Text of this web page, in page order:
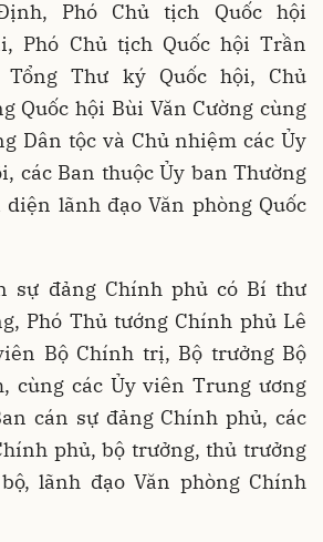
Phó Chủ tịch Quốc hội
Phó Chủ tịch Quốc hội Trần
Tổng Thư ký Quốc hội, Chủ
Quốc hội Bùi Văn Cường cùng
Dân tộc và Chủ nhiệm các Ủy
các Ban thuộc Ủy ban Thường
lãnh đạo Văn phòng Quốc
sự đảng Chính phủ có Bí thư
Phó Thủ tướng Chính phủ Lê
Bộ Chính trị, Bộ trưởng Bộ
cùng các Ủy viên Trung ương
cán sự đảng Chính phủ, các
phủ, bộ trưởng, thủ trưởng
lãnh đạo Văn phòng Chính